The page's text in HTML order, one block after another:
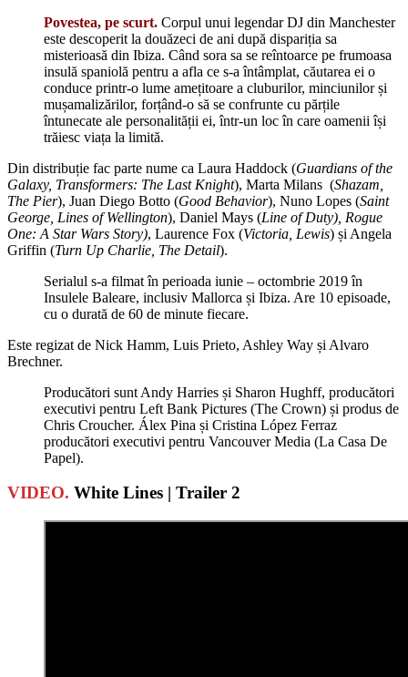
Povestea, pe scurt. Corpul unui legendar DJ din Manchester
este descoperit la douăzeci de ani după dispariția sa
misterioasă din Ibiza. Când sora sa se reîntoarce pe frumoasa
insulă spaniolă pentru a afla ce s-a întâmplat, căutarea ei o
conduce printr-o lume amețitoare a cluburilor, minciunilor și
mușamalizărilor, forțând-o să se confrunte cu părțile
întunecate ale personalității ei, într-un loc în care oamenii își
trăiesc viața la limită.
Din distribuție fac parte nume ca Laura Haddock (Guardians of the
Galaxy, Transformers: The Last Knight), Marta Milans (Shazam,
The Pier), Juan Diego Botto (Good Behavior), Nuno Lopes (Saint
George, Lines of Wellington), Daniel Mays (Line of Duty), Rogue
One: A Star Wars Story), Laurence Fox (Victoria, Lewis) și Angela
Griffin (Turn Up Charlie, The Detail).
Serialul s-a filmat în perioada iunie – octombrie 2019 în
Insulele Baleare, inclusiv Mallorca și Ibiza. Are 10 episoade,
cu o durată de 60 de minute fiecare.
Este regizat de Nick Hamm, Luis Prieto, Ashley Way și Alvaro
Brechner.
Producători sunt Andy Harries și Sharon Hughff, producători
executivi pentru Left Bank Pictures (The Crown) și produs de
Chris Croucher. Álex Pina și Cristina López Ferraz
producători executivi pentru Vancouver Media (La Casa De
Papel).
VIDEO. White Lines | Trailer 2